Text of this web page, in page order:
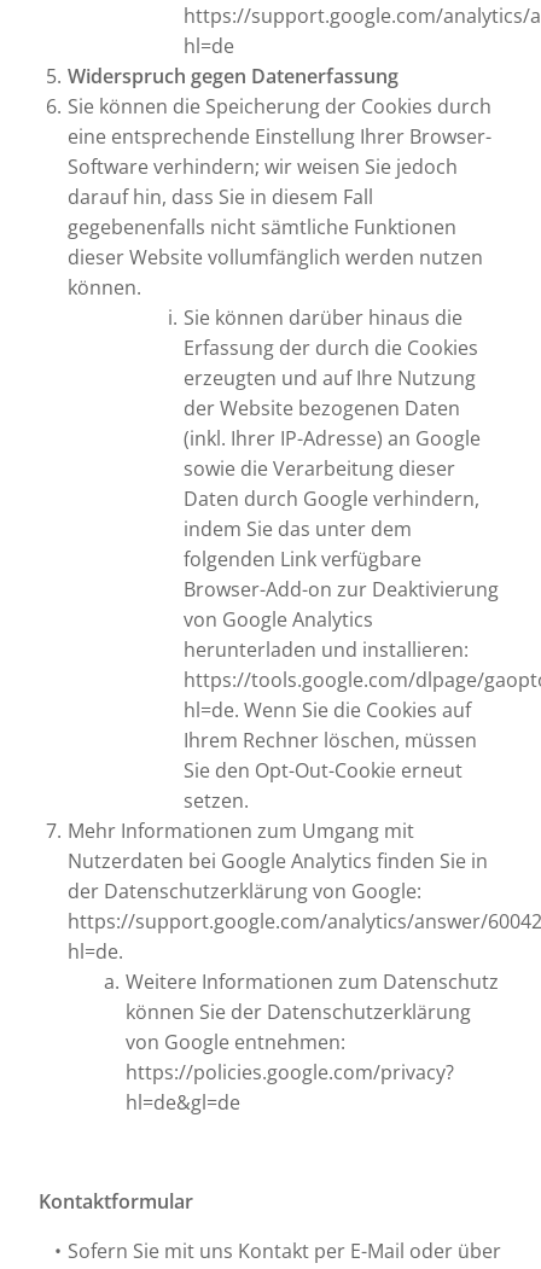
https://support.google.com/analytics/
hl=de
Widerspruch gegen Datenerfassung
Sie können die Speicherung der Cookies durch
eine entsprechende Einstellung Ihrer Browser-
Software verhindern; wir weisen Sie jedoch
darauf hin, dass Sie in diesem Fall
gegebenenfalls nicht sämtliche Funktionen
dieser Website vollumfänglich werden nutzen
können.
Sie können darüber hinaus die
Erfassung der durch die Cookies
erzeugten und auf Ihre Nutzung
der Website bezogenen Daten
(inkl. Ihrer IP-Adresse) an Google
sowie die Verarbeitung dieser
Daten durch Google verhindern,
indem Sie das unter dem
folgenden Link verfügbare
Browser-Add-on zur Deaktivierung
von Google Analytics
herunterladen und installieren:
https://tools.google.com/dlpage/
hl=de. Wenn Sie die Cookies auf
Ihrem Rechner löschen, müssen
Sie den Opt-Out-Cookie erneut
setzen.
Mehr Informationen zum Umgang mit
Nutzerdaten bei Google Analytics finden Sie in
der Datenschutzerklärung von Google:
https://support.google.com/analytics/answer/
hl=de.
Weitere Informationen zum Datenschutz
können Sie der Datenschutzerklärung
von Google entnehmen:
https://policies.google.com/privacy?
hl=de&gl=de
Kontaktformular
Sofern Sie mit uns Kontakt per E-Mail oder über